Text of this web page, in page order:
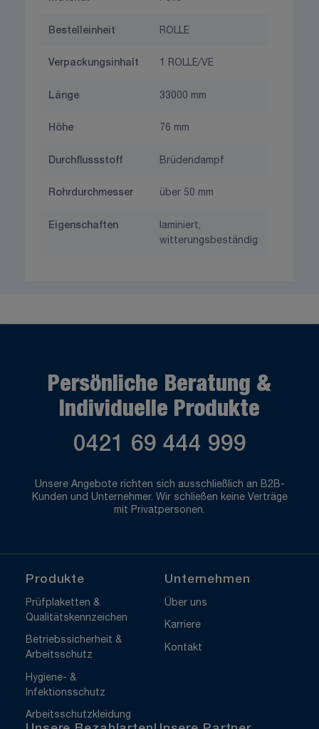
Bestelleinheit ROLLE
Verpackungsinhalt 1 ROLLE/VE
Länge 33000 mm
Höhe 76 mm
Durchflussstoff Brüdendampf
Rohrdurchmesser über 50 mm
Eigenschaften
laminiert,
witterungsbeständig
Persönliche Beratung &
Individuelle Produkte
0421 69 444 999
Unsere Angebote richten sich ausschließlich an B2B-
Kunden und Unternehmer. Wir schließen keine Verträge
mit Privatpersonen.
Produkte
Prüfplaketten &
Qualitätskennzeichen
Betriebssicherheit &
Arbeitsschutz
Hygiene- &
Infektionsschutz
Arbeitsschutzkleidung
Unternehmen
Über uns
Karriere
Kontakt